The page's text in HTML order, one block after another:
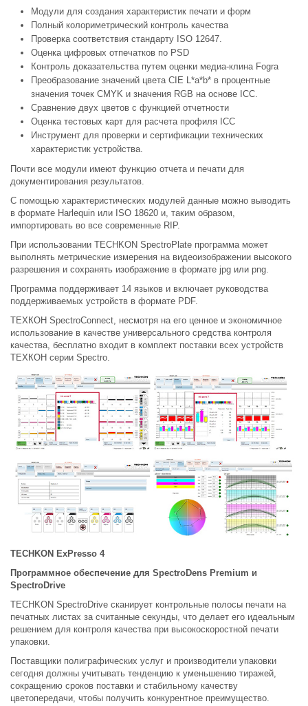
Модули для создания характеристик печати и форм
Полный колориметрический контроль качества
Проверка соответствия стандарту ISO 12647.
Оценка цифровых отпечатков по PSD
Контроль доказательства путем оценки медиа-клина Fogra
Преобразование значений цвета CIE L*a*b* в процентные
значения точек CMYK и значения RGB на основе ICC.
Сравнение двух цветов с функцией отчетности
Оценка тестовых карт для расчета профиля ICC
Инструмент для проверки и сертификации технических
характеристик устройства.
Почти все модули имеют функцию отчета и печати для
документирования результатов.
С помощью характеристических модулей данные можно выводить
в формате Harlequin или ISO 18620 и, таким образом,
импортировать во все современные RIP.
При использовании TECHKON SpectroPlate программа может
выполнять метрические измерения на видеоизображении высокого
разрешения и сохранять изображение в формате jpg или png.
Программа поддерживает 14 языков и включает руководства
поддерживаемых устройств в формате PDF.
ТЕХКОН SpectroConnect, несмотря на его ценное и экономичное
использование в качестве универсального средства контроля
качества, бесплатно входит в комплект поставки всех устройств
ТЕХКОН серии Spectro.
TECHKON ExPresso 4
Программное обеспечение для SpectroDens Premium и
SpectroDrive
TECHKON SpectroDrive сканирует контрольные полосы печати на
печатных листах за считанные секунды, что делает его идеальным
решением для контроля качества при высокоскоростной печати
упаковки.
Поставщики полиграфических услуг и производители упаковки
сегодня должны учитывать тенденцию к уменьшению тиражей,
сокращению сроков поставки и стабильному качеству
цветопередачи, чтобы получить конкурентное преимущество.